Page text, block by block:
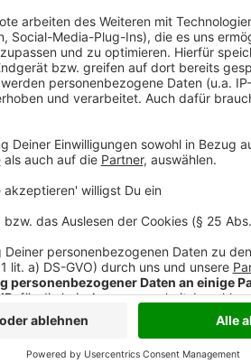
Wir
den
Wir
einzubetten.
Ihren
die
Nutzung des
Die neue Single von Alle Farben -
Anzeige